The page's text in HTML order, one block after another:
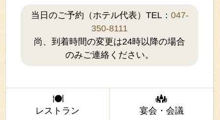
当日のご予約（ホテル代表）TEL： 047-
350-8111
尚、到着時間の変更は24時以降の場合
のみご連絡ください。
レストラン 宴会・会議